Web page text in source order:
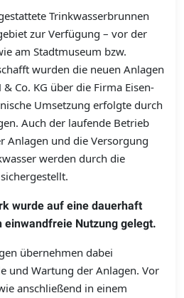
Trinkwasserbrunnen
zur Verfügung – vor der
am Stadtmuseum bzw.
wurden die neuen Anlagen
Co. KG über die Firma Eisen-
Umsetzung erfolgte durch
Auch der laufende Betrieb
Anlagen und die Versorgung
werden durch die
wurde auf eine dauerhaft
einwandfreie Nutzung gelegt.
übernehmen dabei
und Wartung der Anlagen. Vor
anschließend in einem